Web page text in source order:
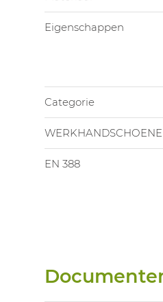
Eigenschappen
Categorie
EN 388